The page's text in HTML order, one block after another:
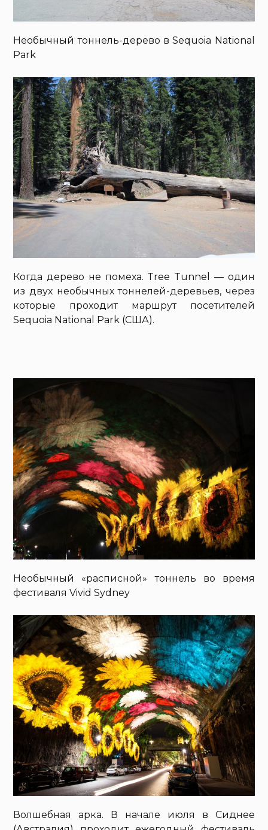
Необычный тоннель-дерево в Sequoia National
Park
Когда дерево не помеха. Tree Tunnel — один
из двух необычных тоннелей-деревьев, через
которые проходит маршрут посетителей
Sequoia National Park (США).
Необычный «расписной» тоннель во время
фестиваля Vivid Sydney
Волшебная арка. В начале июля в Сиднее